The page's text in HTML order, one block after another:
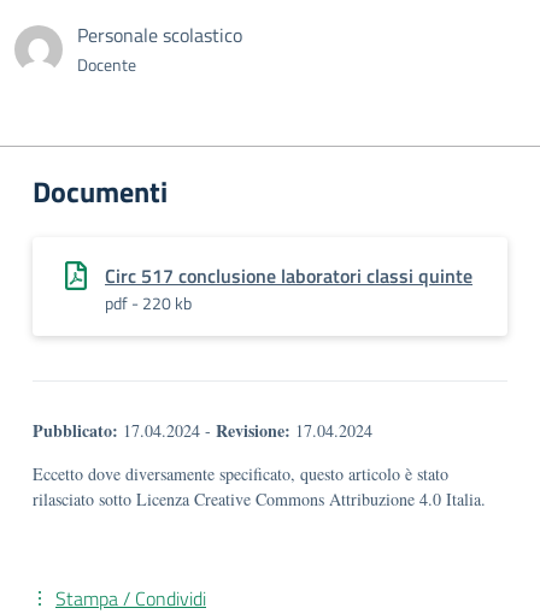
Personale scolastico
Docente
Documenti
Circ 517 conclusione laboratori classi quinte
pdf - 220 kb
Pubblicato: 17.04.2024 - Revisione: 17.04.2024
Eccetto dove diversamente specificato, questo articolo è stato
rilasciato sotto Licenza Creative Commons Attribuzione 4.0 Italia.
Stampa / Condividi